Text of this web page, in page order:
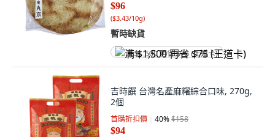
$96
($3.43/10g)
暫時缺貨
满 $1,500 再省 $75 (王道卡)
吉時饌 台灣名產麻糬綜合口味, 270g,
2個
首購折扣價 40%$158
$94